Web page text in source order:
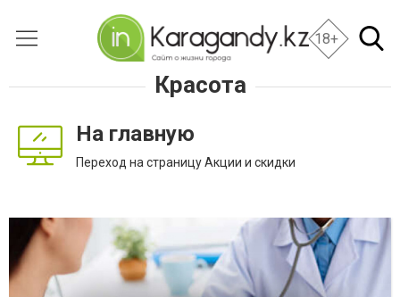
18+
Красота
На главную
Переход на страницу Акции и скидки